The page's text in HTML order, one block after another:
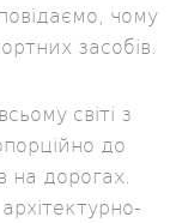
чому
засобів.
світі з
до
на дорогах.